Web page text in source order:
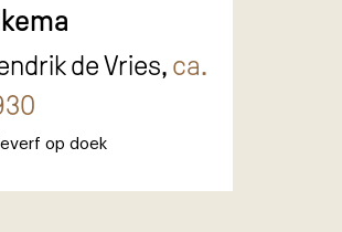
de Vries, ca.
op doek